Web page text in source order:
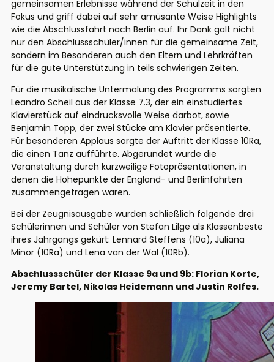
gemeinsamen Erlebnisse während der Schulzeit in den
Fokus und griff dabei auf sehr amüsante Weise Highlights
wie die Abschlussfahrt nach Berlin auf. Ihr Dank galt nicht
nur den Abschlussschüler/innen für die gemeinsame Zeit,
sondern im Besonderen auch den Eltern und Lehrkräften
für die gute Unterstützung in teils schwierigen Zeiten.
Für die musikalische Untermalung des Programms sorgten
Leandro Scheil aus der Klasse 7.3, der ein einstudiertes
Klavierstück auf eindrucksvolle Weise darbot, sowie
Benjamin Topp, der zwei Stücke am Klavier präsentierte.
Für besonderen Applaus sorgte der Auftritt der Klasse 10Ra,
die einen Tanz aufführte. Abgerundet wurde die
Veranstaltung durch kurzweilige Fotopräsentationen, in
denen die Höhepunkte der England- und Berlinfahrten
zusammengetragen waren.
Bei der Zeugnisausgabe wurden schließlich folgende drei
Schülerinnen und Schüler von Stefan Lilge als Klassenbeste
ihres Jahrgangs gekürt: Lennard Steffens (10a), Juliana
Minor (10Ra) und Lena van der Wal (10Rb).
Abschlussschüler der Klasse 9a und 9b: Florian Korte,
Jeremy Bartel, Nikolas Heidemann und Justin Rolfes.